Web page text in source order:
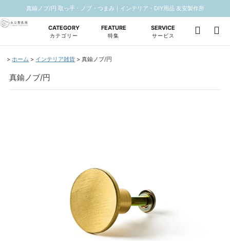
真鍮ノブ/円 取っ手・ノブ・つまみ｜インテリア・DIY用品 友安製作所
CATEGORY
カテゴリー
FEATURE
特集
SERVICE
サービス
ホーム インテリア雑貨 真鍮ノブ/円
真鍮ノブ/円